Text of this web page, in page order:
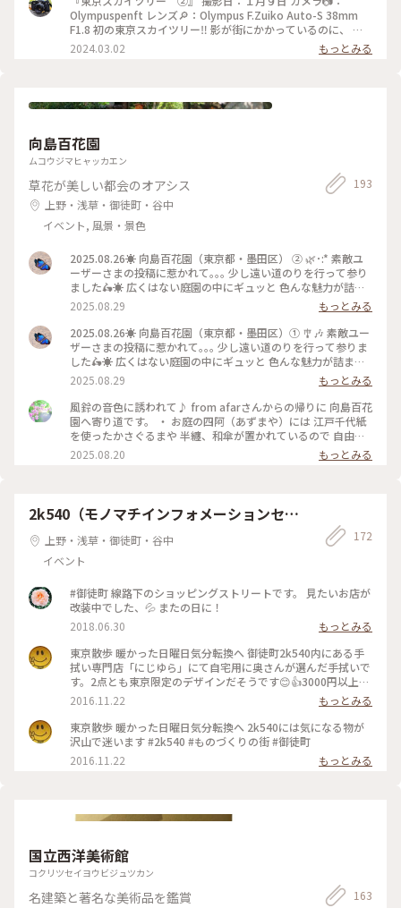
Olympuspenft レンズ🔎：Olympus F.Zuiko Auto-S 38mm
F1.8 初の東京スカイツリー‼️ 影が街にかかっているのに、 ビ
ックリしました。 景色も良くて、ぐるぐる回って眺めていまし
た😆😆 #東京スカイツリー#ことりっぷ東京#フィルム#フィル
2024.03.02 もっとみる
向島百花園
ムコウジマヒャッカエン
草花が美しい都会のオアシス
上野・浅草・御徒町・谷中
イベント, 風景・景色
193
2025.08.26☀️ 向島百花園（東京都・墨田区） ② 🌿･:* 素敵ユ
ーザーさまの投稿に惹かれて｡｡｡ 少し遠い道のりを行って参り
ました🛵☀️ 広くはない庭園の中にギュッと 色んな魅力が詰ま
っている場所でした✨ #夏散歩 #向島百花園 #ゆるり夏時間 #か
ざぐるま #風鈴 #俳句 #朝顔 #東京スカイツリー 〜〜〜〜〜〜
〔以下、公式HPより〕 江戸の町人文化が花開いた文化・文政
期（1804～1830年）に造られた庭園。庭を造ったのは、それ
まで骨とう商を営んでいた佐原鞠塢。交遊のあった江 戸の文
人墨客の協力を得て、旗本、多賀氏の元屋敷跡である向島の地
に、花の咲く草花鑑賞を中心とした「民営の花園」を造り、開
園しました。 開園当初は、360本のウメが主体で、当時有
名だった亀戸の清香庵字臥竜梅の梅屋敷に対して「新梅屋敷」
と呼ばれたほどです。その後、ミヤギノハギ、筑波のススキな
ど詩経や万葉集などの中国、日本の古典に詠まれている有名な
植物を集め、四季を通じて花が咲くようにしました。「百花
趣味豊かな庭として、小石川後楽園や六義園などの大名庭園と
は異なった美しさをもっています。 民営としての百花園の
歴史は昭和13年まで続き、同年10月に最後の所有者の小倉未
亡人から東京市に寄付され、翌14年7月に東京市が有料で制限
より国の名勝及び史跡の指定を受けました。 〜〜〜〜〜〜
2025.08.29
もっとみる
2025.08.26☀️ 向島百花園（東京都・墨田区）① 🎐🎶 素敵ユー
ザーさまの投稿に惹かれて｡｡｡ 少し遠い道のりを行って参りま
した🛵☀️ 広くはない庭園の中にギュッと 色んな魅力が詰まっ
ている場所でした✨ #夏散歩 #向島百花園 #ゆるり夏時間 #風鈴
#かざぐるま #萩のトンネル #桔梗の蕾 〜〜〜〜〜〜〔以下、
公式HPより〕 江戸の町人文化が花開いた文化・文政期（1804
～1830年）に造られた庭園。庭を造ったのは、それまで骨と
う商を営んでいた佐原鞠塢。交遊のあった江戸の文人墨客の協
力を得て、旗本、多賀氏の元屋敷跡である向島の地に、花の咲
く草花鑑賞を中心とした「民営の花園」を造り、開園しまし
たほどです。その後、ミヤギノハギ、筑波のススキなど詩経や
万葉集などの中国、日本の古典に詠まれている有名な植物を集
め、四季を通じて花が咲くようにしました。「百花園」の名称
は、一説では、「梅は百花に魁けて咲く」または「四季百花の
乱れ咲く園」という意味でつけられたものです。 百花園は当時
として、小石川後楽園や六義園などの大名庭園とは異なった美
しさをもっています。 民営としての百花園の歴史は昭和13
年まで続き、同年10月に最後の所有者の小倉未亡人から東京市
に寄付され、翌14年7月に東京市が有料で制限公開を開始しま
した。なお、昭和53年10月に文化財保護法により国の名勝及
び史跡の指定を受けました。 〜〜〜〜〜〜
2025.08.29
もっとみる
風鈴の音色に誘われて♪ from afarさんからの帰りに 向島百花
園へ寄り道です。 ・ お庭の四阿（あずまや）には 江戸千代紙
を使ったかさぐるまや 半纏、和傘が置かれているので 自由に
手に取り写真を 撮ることができるそうです。 また園内には夏
の草花が咲き 咲き始めた萩も。 ・ たまたま寄りましたが 夏の
鈴 #かざぐるま
2025.08.20 もっとみる
2k540（モノマチインフォメーションセン
ター）上野・浅草・御徒町・谷中
イベント
172
#御徒町 線路下のショッピングストリートです。 見たいお店が
改装中でした、💦 またの日に！
2018.06.30
もっとみる
東京散歩 暖かった日曜日気分転換へ 御徒町2k540内にある手
拭い専門店「にじゆら」にて自宅用に奥さんが選んだ手拭いで
す。2点とも東京限定のデザインだそうです😊👍3000円以上購
入された方には来年のカレンダーが頂けます。 #2k540 #もの
づくりの街 #にじゆら #手拭い #御徒町
2016.11.22
もっとみる
東京散歩 暖かった日曜日気分転換へ 2k540には気になる物が
沢山で迷います #2k540 #ものづくりの街 #御徒町
2016.11.22
もっとみる
国立西洋美術館
コクリツセイヨウビジュツカン
名建築と著名な美術品を鑑賞 163